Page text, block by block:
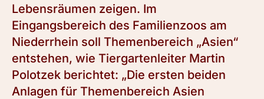
Lebensräumen zeigen. Im
Eingangsbereich des Familienzoos am
Niederrhein soll Themenbereich „Asien“
entstehen, wie Tiergartenleiter Martin
Polotzek berichtet: „Die ersten beiden
Anlagen für Themenbereich Asien